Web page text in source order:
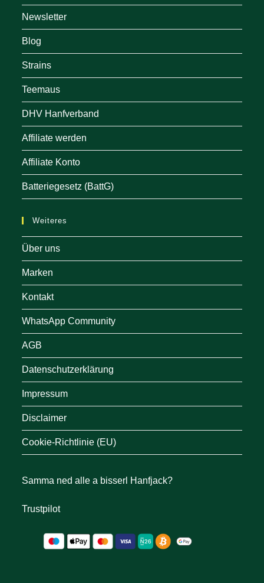
Newsletter
Blog
Strains
Teemaus
DHV Hanfverband
Affiliate werden
Affiliate Konto
Batteriegesetz (BattG)
Weiteres
Über uns
Marken
Kontakt
WhatsApp Community
AGB
Datenschutzerklärung
Impressum
Disclaimer
Cookie-Richtlinie (EU)
Samma ned alle a bisserl Hanfjack?
Trustpilot